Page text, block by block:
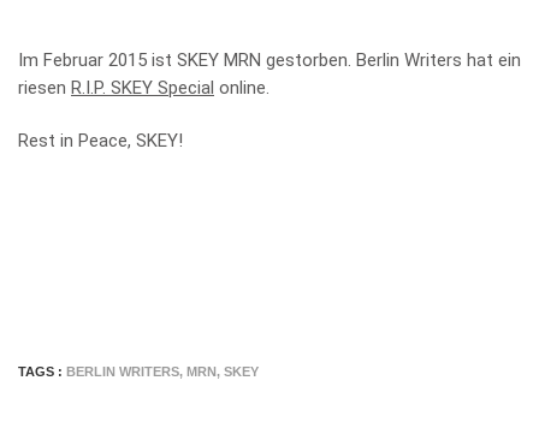
Im Februar 2015 ist SKEY MRN gestorben. Berlin Writers hat ein
riesen R.I.P. SKEY Special online.
Rest in Peace, SKEY!
TAGS : BERLIN WRITERS, MRN, SKEY